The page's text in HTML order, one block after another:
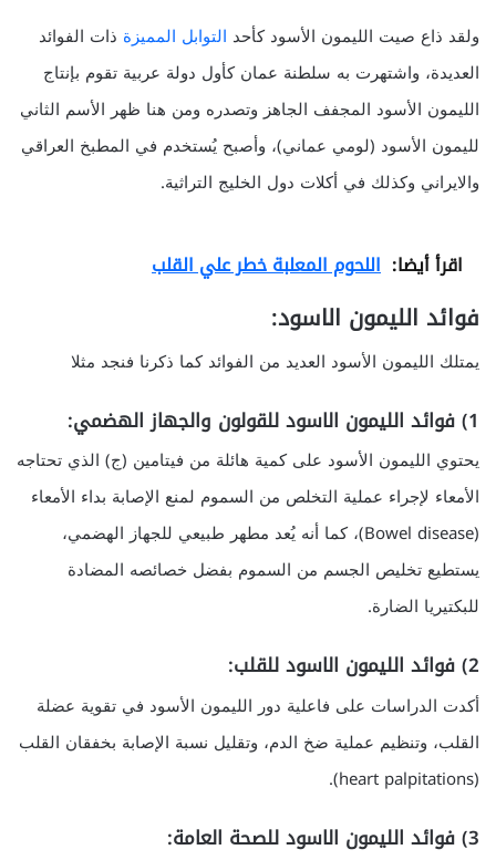
ولقد ذاع صيت الليمون الأسود كأحد التوابل المميزة ذات الفوائد
العديدة، واشتهرت به سلطنة عمان كأول دولة عربية تقوم بإنتاج
الليمون الأسود المجفف الجاهز وتصدره ومن هنا ظهر الأسم الثاني
لليمون الأسود (لومي عماني)، وأصبح يُستخدم في المطبخ العراقي
والايراني وكذلك في أكلات دول الخليج التراثية.
اقرأ أيضا: اللحوم المعلبة خطر علي القلب
فوائد الليمون الاسود:
يمتلك الليمون الأسود العديد من الفوائد كما ذكرنا فنجد مثلا
1) فوائد الليمون الاسود للقولون والجهاز الهضمي:
يحتوي الليمون الأسود على كمية هائلة من فيتامين (ج) الذي تحتاجه
الأمعاء لإجراء عملية التخلص من السموم لمنع الإصابة بداء الأمعاء
(Bowel disease)، كما أنه يُعد مطهر طبيعي للجهاز الهضمي،
يستطيع تخليص الجسم من السموم بفضل خصائصه المضادة
للبكتيريا الضارة.
2) فوائد الليمون الاسود للقلب:
أكدت الدراسات على فاعلية دور الليمون الأسود في تقوية عضلة
القلب، وتنظيم عملية ضخ الدم، وتقليل نسبة الإصابة بخفقان القلب
(heart palpitations).
3) فوائد الليمون الاسود للصحة العامة: